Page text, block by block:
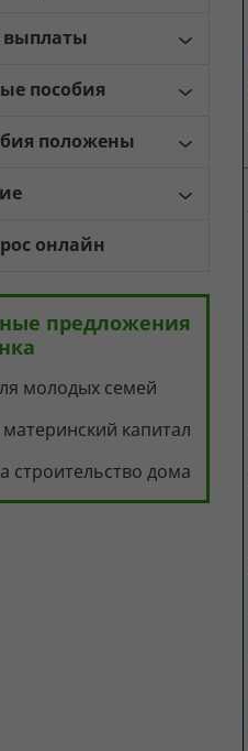
выплаты
пособия
положены
онлайн
предложения
молодых семей
материнский капитал
строительство дома